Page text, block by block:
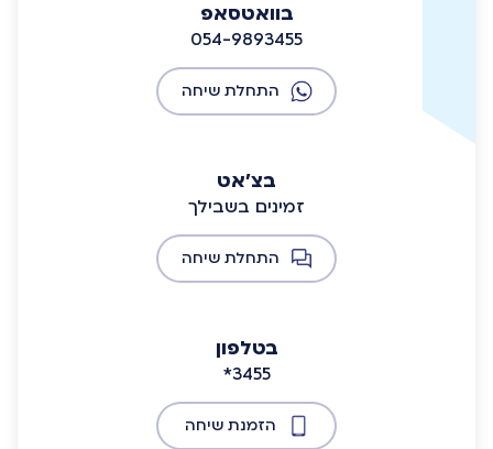
בוואטסאפ
054-9893455
התחלת שיחה
בצ'אט
זמינים בשבילך
התחלת שיחה
בטלפון
*3455
הזמנת שיחה